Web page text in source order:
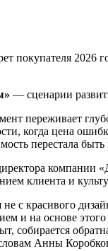
покупателя 2026
— сценарии
переживает
когда цена
перестала
клиента и
с красивого
и на основе
собирается
Анны